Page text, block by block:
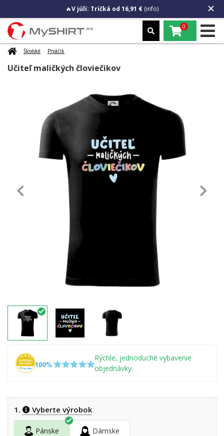
🔥V júli: Tričká od 16,91 € (info)
0
Školské Prváčik
Učiteľ maličkých človiečikov
Rýchle, jednoduché vybavenie
objednávky.
1. Vyberte výrobok
Pánske Dámske